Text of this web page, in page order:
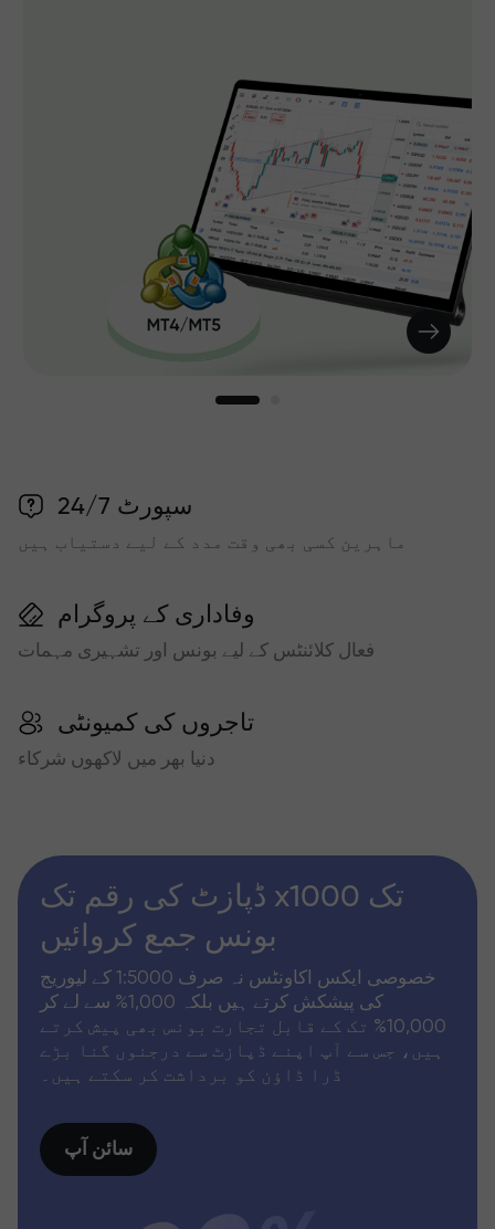
سپورٹ 24/7
ماہرین کسی بھی وقت مدد کے لیے دستیاب ہیں
وفاداری کے پروگرام
فعال کلائنٹس کے لیے بونس اور تشہیری مہمات
تاجروں کی کمیونٹی
دنیا بھر میں لاکھوں شرکاء
ڈپازٹ کی رقم تک x1000 تک
بونس جمع کروائیں
خصوصی ایکس اکاونٹس نہ صرف 1:5000 کے لیوریج
کی پیشکش کرتے ہیں بلکہ 1,000% سے لے کر
10,000% تک کے قابل تجارت بونس بھی پیش کرتے
ہیں، جس سے آپ اپنے ڈپازٹ سے درجنوں گنا بڑے
ڈرا ڈاؤن کو برداشت کر سکتے ہیں۔
سائن آپ